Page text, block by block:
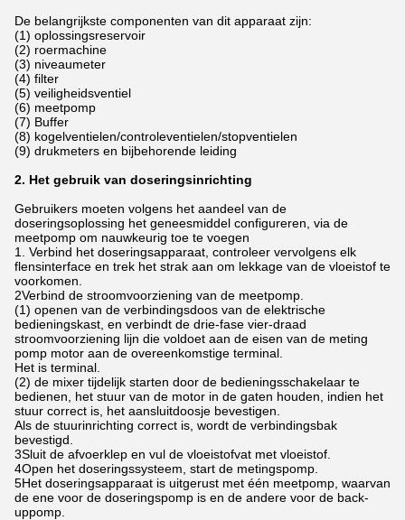
De belangrijkste componenten van dit apparaat zijn:
(1) oplossingsreservoir
(2) roermachine
(3) niveaumeter
(4) filter
(5) veiligheidsventiel
(6) meetpomp
(7) Buffer
(8) kogelventielen/controleventielen/stopventielen
(9) drukmeters en bijbehorende leiding
2. Het gebruik van doseringsinrichting
Gebruikers moeten volgens het aandeel van de
doseringsoplossing het geneesmiddel configureren, via de
meetpomp om nauwkeurig toe te voegen
1. Verbind het doseringsapparaat, controleer vervolgens elk
flensinterface en trek het strak aan om lekkage van de vloeistof te
voorkomen.
2Verbind de stroomvoorziening van de meetpomp.
(1) openen van de verbindingsdoos van de elektrische
bedieningskast, en verbindt de drie-fase vier-draad
stroomvoorziening lijn die voldoet aan de eisen van de meting
pomp motor aan de overeenkomstige terminal.
Het is terminal.
(2) de mixer tijdelijk starten door de bedieningsschakelaar te
bedienen, het stuur van de motor in de gaten houden, indien het
stuur correct is, het aansluitdoosje bevestigen.
Als de stuurinrichting correct is, wordt de verbindingsbak
bevestigd.
3Sluit de afvoerklep en vul de vloeistofvat met vloeistof.
4Open het doseringssysteem, start de metingspomp.
5Het doseringsapparaat is uitgerust met één meetpomp, waarvan
de ene voor de doseringspomp is en de andere voor de back-
uppomp.